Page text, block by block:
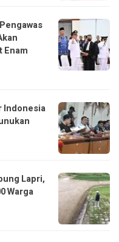
Enam
Indonesia
Lapri,
Warga